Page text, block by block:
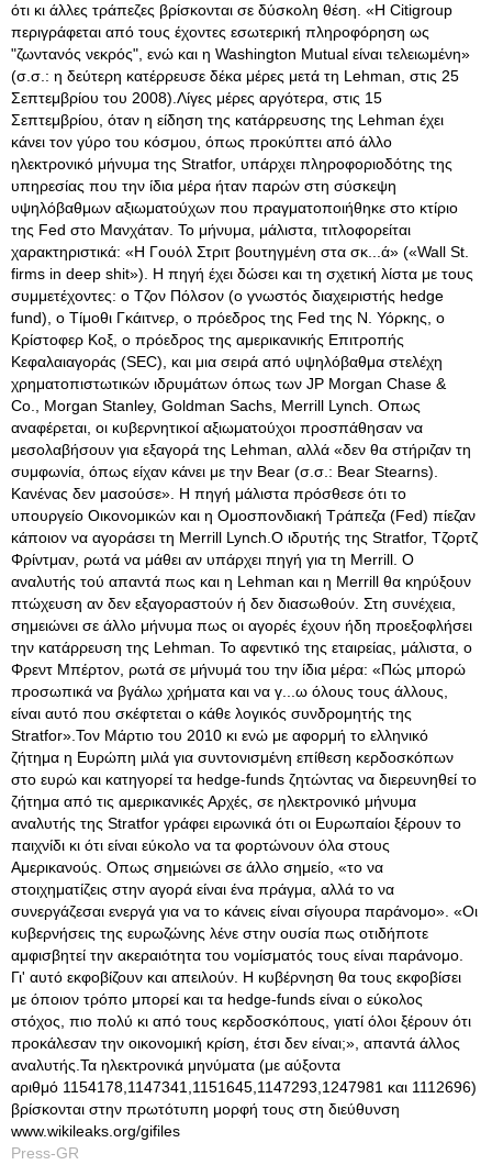
ότι κι άλλες τράπεζες βρίσκονται σε δύσκολη θέση. «Η Citigroup
περιγράφεται από τους έχοντες εσωτερική πληροφόρηση ως
"ζωντανός νεκρός", ενώ και η Washington Mutual είναι τελειωμένη»
(σ.σ.: η δεύτερη κατέρρευσε δέκα μέρες μετά τη Lehman, στις 25
Σεπτεμβρίου του 2008).Λίγες μέρες αργότερα, στις 15
Σεπτεμβρίου, όταν η είδηση της κατάρρευσης της Lehman έχει
κάνει τον γύρο του κόσμου, όπως προκύπτει από άλλο
ηλεκτρονικό μήνυμα της Stratfor, υπάρχει πληροφοριοδότης της
υπηρεσίας που την ίδια μέρα ήταν παρών στη σύσκεψη
υψηλόβαθμων αξιωματούχων που πραγματοποιήθηκε στο κτίριο
της Fed στο Μανχάταν. Το μήνυμα, μάλιστα, τιτλοφορείται
χαρακτηριστικά: «Η Γουόλ Στριτ βουτηγμένη στα σκ...ά» («Wall St.
firms in deep shit»). Η πηγή έχει δώσει και τη σχετική λίστα με τους
συμμετέχοντες: ο Τζον Πόλσον (ο γνωστός διαχειριστής hedge
fund), ο Τίμοθι Γκάιτνερ, ο πρόεδρος της Fed της Ν. Υόρκης, ο
Κρίστοφερ Κοξ, ο πρόεδρος της αμερικανικής Επιτροπής
Κεφαλαιαγοράς (SEC), και μια σειρά από υψηλόβαθμα στελέχη
χρηματοπιστωτικών ιδρυμάτων όπως των JP Morgan Chase &
Co., Morgan Stanley, Goldman Sachs, Merrill Lynch. Οπως
αναφέρεται, οι κυβερνητικοί αξιωματούχοι προσπάθησαν να
μεσολαβήσουν για εξαγορά της Lehman, αλλά «δεν θα στήριζαν τη
συμφωνία, όπως είχαν κάνει με την Bear (σ.σ.: Bear Stearns).
Κανένας δεν μασούσε». Η πηγή μάλιστα πρόσθεσε ότι το
υπουργείο Οικονομικών και η Ομοσπονδιακή Τράπεζα (Fed) πίεζαν
κάποιον να αγοράσει τη Merrill Lynch.Ο ιδρυτής της Stratfor, Τζορτζ
Φρίντμαν, ρωτά να μάθει αν υπάρχει πηγή για τη Merrill. Ο
αναλυτής τού απαντά πως και η Lehman και η Merrill θα κηρύξουν
πτώχευση αν δεν εξαγοραστούν ή δεν διασωθούν. Στη συνέχεια,
σημειώνει σε άλλο μήνυμα πως οι αγορές έχουν ήδη προεξοφλήσει
την κατάρρευση της Lehman. Το αφεντικό της εταιρείας, μάλιστα, ο
Φρεντ Μπέρτον, ρωτά σε μήνυμά του την ίδια μέρα: «Πώς μπορώ
προσωπικά να βγάλω χρήματα και να γ...ω όλους τους άλλους,
είναι αυτό που σκέφτεται ο κάθε λογικός συνδρομητής της
Stratfor».Τον Μάρτιο του 2010 κι ενώ με αφορμή το ελληνικό
ζήτημα η Ευρώπη μιλά για συντονισμένη επίθεση κερδοσκόπων
στο ευρώ και κατηγορεί τα hedge-funds ζητώντας να διερευνηθεί το
ζήτημα από τις αμερικανικές Αρχές, σε ηλεκτρονικό μήνυμα
αναλυτής της Stratfor γράφει ειρωνικά ότι οι Ευρωπαίοι ξέρουν το
παιχνίδι κι ότι είναι εύκολο να τα φορτώνουν όλα στους
Αμερικανούς. Οπως σημειώνει σε άλλο σημείο, «το να
στοιχηματίζεις στην αγορά είναι ένα πράγμα, αλλά το να
συνεργάζεσαι ενεργά για να το κάνεις είναι σίγουρα παράνομο». «Οι
κυβερνήσεις της ευρωζώνης λένε στην ουσία πως οτιδήποτε
αμφισβητεί την ακεραιότητα του νομίσματός τους είναι παράνομο.
Γι' αυτό εκφοβίζουν και απειλούν. Η κυβέρνηση θα τους εκφοβίσει
με όποιον τρόπο μπορεί και τα hedge-funds είναι ο εύκολος
στόχος, πιο πολύ κι από τους κερδοσκόπους, γιατί όλοι ξέρουν ότι
προκάλεσαν την οικονομική κρίση, έτσι δεν είναι;», απαντά άλλος
αναλυτής.Τα ηλεκτρονικά μηνύματα (με αύξοντα
αριθμό 1154178,1147341,1151645,1147293,1247981 και 1112696)
βρίσκονται στην πρωτότυπη μορφή τους στη διεύθυνση
www.wikileaks.org/gifiles
Press-GR